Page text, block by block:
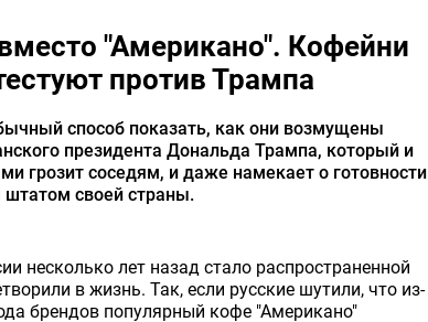
"Американо". Кофейни
против Трампа
способ показать, как они возмущены
президента Дональда Трампа, который и
грозит соседям, и даже намекает о готовности
своей страны.
несколько лет назад стало распространенной
в жизнь. Так, если русские шутили, что из-
брендов популярный кофе "Американо"